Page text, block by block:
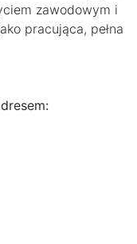
zawodowym i
pracująca, pełna